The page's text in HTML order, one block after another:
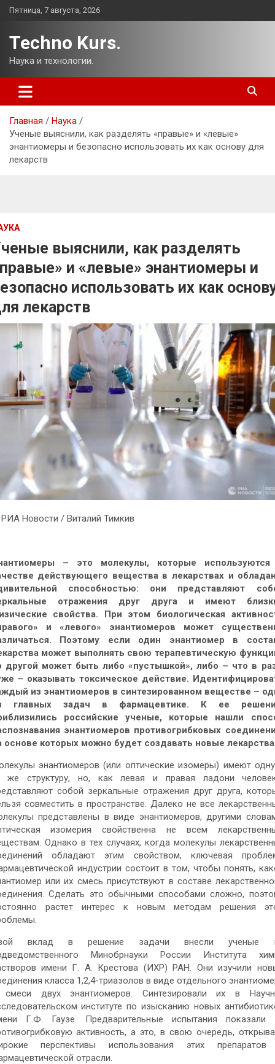
Перейти
Пятница, 7 августа, 2026
Techno Kurs.
Наука и технологии.
Главная
Наука
Ученые выяснили, как разделять «правые» и «левые»
энантиомеры и безопасно использовать их как основу для
лекарств
выяснили, как разделять
и «левые» энантиомеры и
использовать их как
лекарств
Новости / Виталий Тимкив
– это молекулы, которые
действующего вещества в лекарствах и
способностью: они представляют
отражения друг друга и имеют
свойства. При этом биологическая
и «левого» энантиомеров может
Поэтому если один энантиомер в
может выполнять свою терапевтическую
другой может быть либо «пустышкой», либо – что в
– оказывать токсическое действие.
из энантиомеров в синтезированном веществе –
главных задач в фармацевтике. К ее
российские ученые, которые нашли
энантиомеров противогрибковых
основе которых можно будет создавать новые
энантиомеров (или оптические изомеры) имеют
же структуру, но, как левая и правая ладони
собой зеркальные отражения друг друга,
совместить в пространстве. Далеко не все
представлены в виде энантиомеров, другими
изомерия свойственна не всем
Однако в тех случаях, когда молекулы
обладают этим свойством, ключевая
индустрии состоит в том, чтобы понять,
или их смесь присутствуют в составе
Сделать это обычными способами сложно,
растет интерес к новым методам решения
вклад в решение задачи внесли ученые
Минобрнауки России Института
имени Г. А. Крестова (ИХР) РАН. Они изучили
класса 1,2,4-триазолов в виде отдельного
двух энантиомеров. Синтезировали их в
институте по изысканию новых
Г.Ф. Гаузе. Предварительные испытания показали
активность, а это, в свою очередь,
перспективы использования этих
отрасли.